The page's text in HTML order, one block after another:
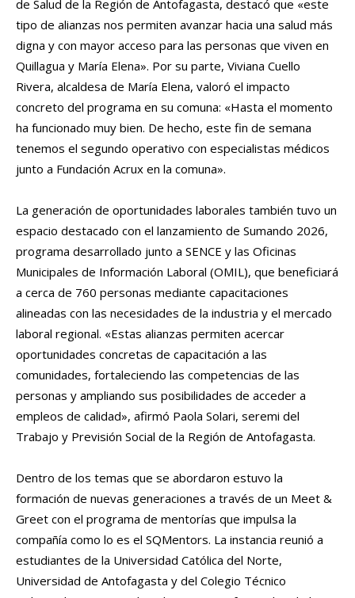
de Salud de la Región de Antofagasta, destacó que «este
tipo de alianzas nos permiten avanzar hacia una salud más
digna y con mayor acceso para las personas que viven en
Quillagua y María Elena». Por su parte, Viviana Cuello
Rivera, alcaldesa de María Elena, valoró el impacto
concreto del programa en su comuna: «Hasta el momento
ha funcionado muy bien. De hecho, este fin de semana
tenemos el segundo operativo con especialistas médicos
junto a Fundación Acrux en la comuna».
La generación de oportunidades laborales también tuvo un
espacio destacado con el lanzamiento de Sumando 2026,
programa desarrollado junto a SENCE y las Oficinas
Municipales de Información Laboral (OMIL), que beneficiará
a cerca de 760 personas mediante capacitaciones
alineadas con las necesidades de la industria y el mercado
laboral regional. «Estas alianzas permiten acercar
oportunidades concretas de capacitación a las
comunidades, fortaleciendo las competencias de las
personas y ampliando sus posibilidades de acceder a
empleos de calidad», afirmó Paola Solari, seremi del
Trabajo y Previsión Social de la Región de Antofagasta.
Dentro de los temas que se abordaron estuvo la
formación de nuevas generaciones a través de un Meet &
Greet con el programa de mentorías que impulsa la
compañía como lo es el SQMentors. La instancia reunió a
estudiantes de la Universidad Católica del Norte,
Universidad de Antofagasta y del Colegio Técnico